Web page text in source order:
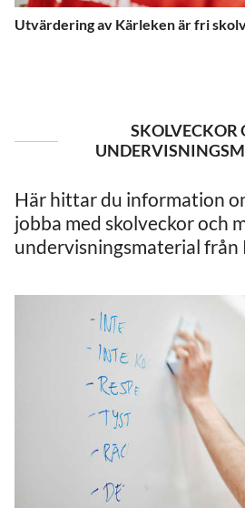
Utvärdering av Kärleken är fri
SKOLVECKOR
Här hittar du information
jobba med skolveckor och
undervisningsmaterial från